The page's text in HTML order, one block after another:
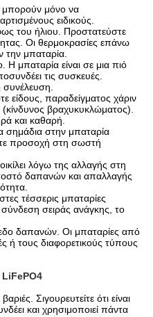
μπορούν μόνο να
ειδικούς.
του ήλιου. Προστατεύστε
Οι θερμοκρασίες επάνω
μπαταρία.
Η μπαταρία είναι σε μια πιό
τις συσκευές.
είδους, παραδείγματος χάριν
βραχυκυκλώματος).
και καθαρή.
σημάδια στην μπαταρία
προσοχή στη σωστή
λόγω της αλλαγής στη
δαπανών και απαλλαγής
τέσσερις μπαταρίες
σειράς ανάγκης, το
δαπανών. Οι μπαταρίες από
ή τους διαφορετικούς τύπους
LiFePO4
Σιγουρευτείτε ότι είναι
και χρησιμοποιεί πάντα